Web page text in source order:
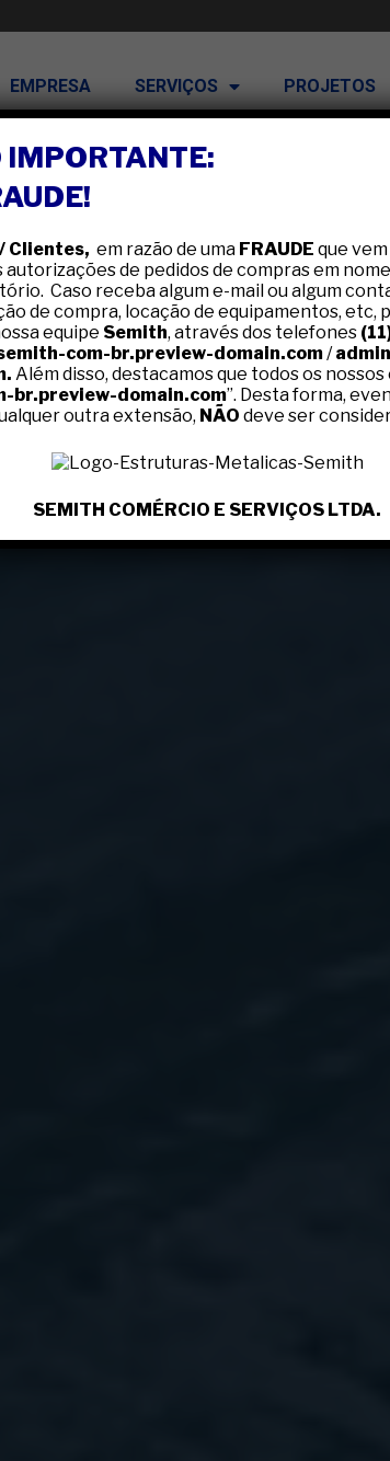
EMPRESA SERVIÇOS PROJETOS
Clientes, em razão de uma FRAUDE que
autorizações de pedidos de compras em
Caso receba algum e-mail ou algum
de compra, locação de equipamentos, etc,
equipe Semith, através dos telefones
com-br.preview-domain.com/
Além disso, destacamos que todos os
br.preview-domain.com”. Desta forma,
outra extensão, NÃO deve ser
SEMITH COMÉRCIO E SERVIÇOS LTDA.